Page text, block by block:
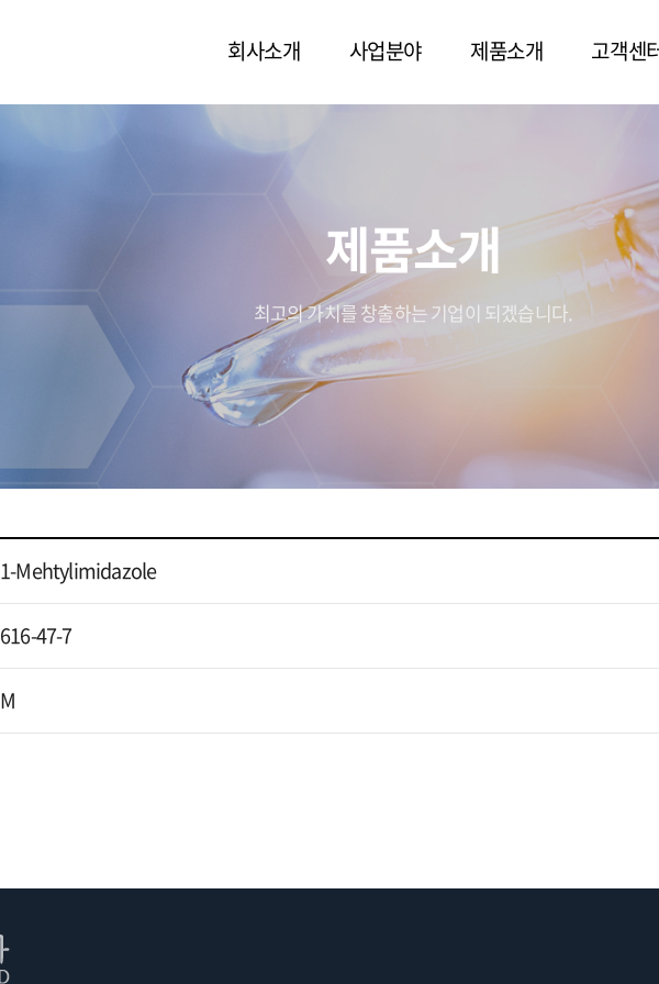
회사소개 사업분야 제품소개 고객센
제품소개
최고의 가치를 창출하는 기업이 되겠습니다.
1-Mehtylimidazole
616-47-7
M